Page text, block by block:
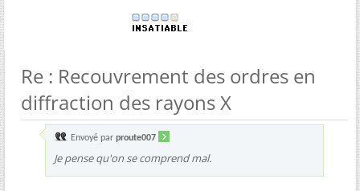
Re : Recouvrement des ordres en
diffraction des rayons X
Envoyé par proute007
Je pense qu'on se comprend mal.